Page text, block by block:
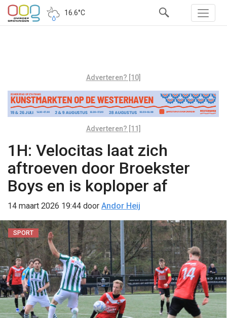
16.6°C
Adverteren? [10]
Adverteren? [11]
1H: Velocitas laat zich
aftroeven door Broekster
Boys en is koploper af
14 maart 2026 19:44 door Andor Heij
SPORT